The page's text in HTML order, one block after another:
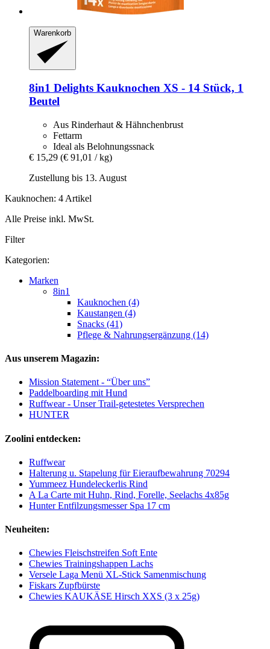
Warenkorb
8in1 Delights Kauknochen XS -​ 14 Stück, 1
Beutel
Aus Rinderhaut & Hähnchenbrust
Fettarm
Ideal als Belohnungssnack
€ 15,29 (€ 91,01 / kg)
Zustellung bis 13. August
Kauknochen: 4 Artikel
Alle Preise inkl. MwSt.
Filter
Kategorien:
Marken
8in1
Kauknochen (4)
Kaustangen (4)
Snacks (41)
Pflege & Nahrungsergänzung (14)
Aus unserem Magazin:
Mission Statement - “Über uns”
Paddelboarding mit Hund
Ruffwear - Unser Trail-getestetes Versprechen
HUNTER
Zoolini entdecken:
Ruffwear
Halterung u. Stapelung für Eieraufbewahrung 70294
Yummeez Hundeleckerlis Rind
A La Carte mit Huhn, Rind, Forelle, Seelachs 4x85g
Hunter Entfilzungsmesser Spa 17 cm
Neuheiten:
Chewies Fleischstreifen Soft Ente
Chewies Trainingshappen Lachs
Versele Laga Menü XL-Stick Samenmischung
Fiskars Zupfbürste
Chewies KAUKÄSE Hirsch XXS (3 x 25g)